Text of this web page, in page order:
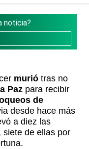
noticia?
murió tras no
Paz para recibir
de
desde hace más
a diez las
siete de ellas por